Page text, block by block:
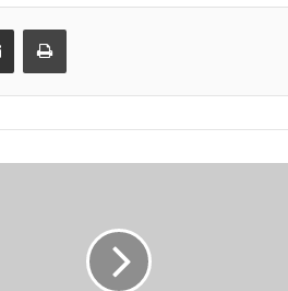
Podijeli e-mailom Ispis